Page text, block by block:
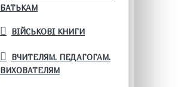
БАТЬКАМ
ВІЙСЬКОВІ КНИГИ
ВЧИТЕЛЯМ. ПЕДАГОГАМ.
ВИХОВАТЕЛЯМ